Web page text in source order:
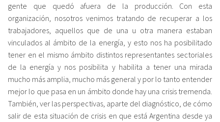
gente que quedó afuera de la producción. Con esta
organización, nosotros venimos tratando de recuperar a los
trabajadores, aquellos que de una u otra manera estaban
vinculados al ámbito de la energía, y esto nos ha posibilitado
tener en el mismo ámbito distintos representantes sectoriales
de la energía y nos posibilita y habilita a tener una mirada
mucho más amplia, mucho más general y por lo tanto entender
mejor lo que pasa en un ámbito donde hay una crisis tremenda.
También, ver las perspectivas, aparte del diagnóstico, de cómo
salir de esta situación de crisis en que está Argentina desde ya